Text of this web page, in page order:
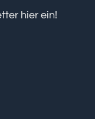
hier ein!